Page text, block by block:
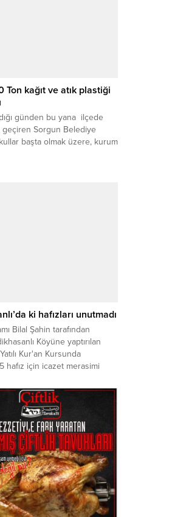
kağıt ve atık plastiği
günden bu yana ilçede
Sorgun Belediye
başta olmak üzere, kurum
oluşturdukları
sayesinde bir yılda 600
ki hafızları unutmadı
Bilal Şahin tarafından
Köyüne yaptırılan
Kur'an Kursunda
hafız için icazet merasimi